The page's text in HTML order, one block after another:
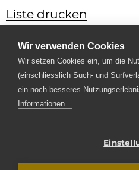
Wir verwenden Cookies
Wir setzen Cookies ein, um die
(einschliesslich Such- und
ein noch besseres
Informationen...
Liste drucken
Änderungen und
publizierten Angaben sowie
bleiben ausdrücklich
Keine Haftung.